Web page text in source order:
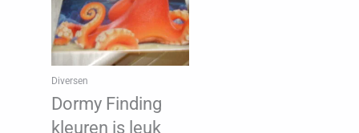
Diversen
Dormy Finding
kleuren is leuk